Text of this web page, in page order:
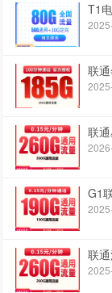
T1
联
联
G1
联